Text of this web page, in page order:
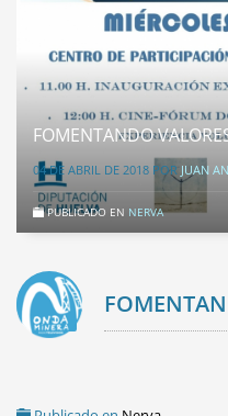
FOMENTANDO
04 DE ABRIL DE 2018 POR JUAN
PUBLICADO EN NERVA